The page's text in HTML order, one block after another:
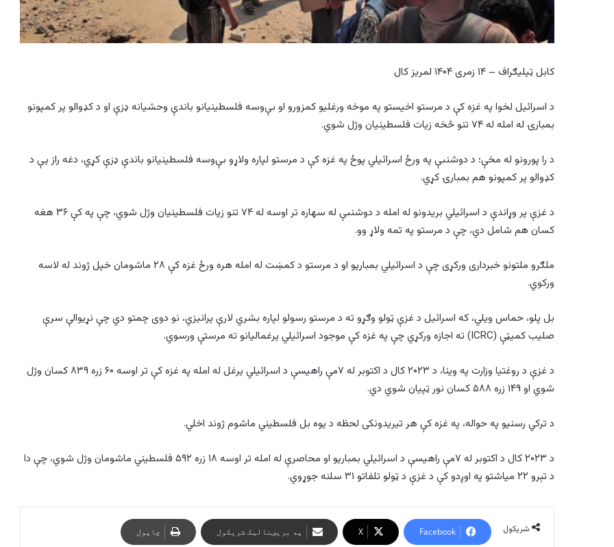
کابل ټیلیګراف – ۱۴ زمری ۱۴۰۴ لمریز کال
د اسرائیل لخوا په غزه کې د مرستو اخیستو په موخه ورغلیو کمزورو او بې‌وسه فلسطینیانو باندې وحشیانه ډزې او د کډوالو پر کمپونو
بمبارۍ له امله له ۷۴ تنو څخه زیات فلسطینیان وژل شوي.
د را پورونو له مخې؛ د دوشنبې په ورځ اسرائیلي پوځ په غزه کې د مرستو لپاره ولاړو بې‌وسه فلسطینیانو باندې ډزې کړي، دغه راز یې د
کډوالو پر کمپونو هم بمبارۍ کړي.
د غزې پر وړاندې د اسرائیلي بریدونو له امله د دوشنبې له سهاره تر اوسه له ۷۴ تنو زیات فلسطینیان وژل شوي، چې په کې ۳۶ هغه
کسان هم شامل دي، چې د مرستو په تمه ولاړ وو.
ملګرو ملتونو خبرداری ورکړی چې د اسرائیلي بمباریو او د مرستو د کمښت له امله هره ورځ غزه کې ۲۸ ماشومان خپل ژوند له لاسه
ورکوي.
بل پلو، حماس ویلي، که اسرائیل د غزې ټولو وګړو ته د مرستو رسولو لپاره بشري لارې پرانیزي، نو دوی چمتو دي چې نړیوالې سرې
صلیب کمیټې (ICRC) ته اجازه ورکړي چې په غزه کې موجود اسرائیلي یرغماليانو ته مرستې ورسوي.
د غزې د روغتیا وزارت په وینا، د ۲۰۲۳ کال د اکتوبر له ۷مې راهیسې د اسرائیلي یرغل له امله په غزه کې تر اوسه ۶۰ زره ۸۳۹ کسان وژل
شوي او ۱۴۹ زره ۵۸۸ کسان نور ټپیان شوي دي.
د ترکي رسنیو په حواله، په غزه کې هر تیریدونکی لحظه د یوه بل فلسطیني ماشوم ژوند اخلي.
د ۲۰۲۳ کال د اکتوبر له ۷مې راهیسې د اسرائیلي بمباریو او محاصرې له امله تر اوسه ۱۸ زره ۵۹۲ فلسطیني ماشومان وژل شوي، چې دا
د تېرو ۲۲ میاشتو په اوږدو کې د غزې د ټولو تلفاتو ۳۱ سلنه جوړوي.
شریکول Facebook
X په بریښنالیک شریکول چاپول